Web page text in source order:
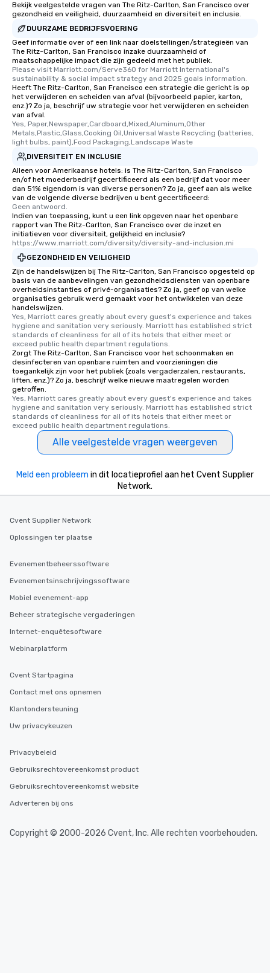
Bekijk veelgestelde vragen van The Ritz-Carlton, San Francisco over
gezondheid en veiligheid, duurzaamheid en diversiteit en inclusie.
DUURZAME BEDRIJFSVOERING
Geef informatie over of een link naar doelstellingen/strategieën van
The Ritz-Carlton, San Francisco inzake duurzaamheid of
maatschappelijke impact die zijn gedeeld met het publiek.
Please visit Marriott.com/Serve360 for Marriott International's
sustainability & social impact strategy and 2025 goals information.
Heeft The Ritz-Carlton, San Francisco een strategie die gericht is op
het verwijderen en scheiden van afval (bijvoorbeeld papier, karton,
enz.)? Zo ja, beschrijf uw strategie voor het verwijderen en scheiden
van afval.
Yes, Paper,Newspaper,Cardboard,Mixed,Aluminum,Other
Metals,Plastic,Glass,Cooking Oil,Universal Waste Recycling (batteries,
light bulbs, paint),Food Packaging,Landscape Waste
DIVERSITEIT EN INCLUSIE
Alleen voor Amerikaanse hotels: is The Ritz-Carlton, San Francisco
en/of het moederbedrijf gecertificeerd als een bedrijf dat voor meer
dan 51% eigendom is van diverse personen? Zo ja, geef aan als welke
van de volgende diverse bedrijven u bent gecertificeerd:
Geen antwoord.
Indien van toepassing, kunt u een link opgeven naar het openbare
rapport van The Ritz-Carlton, San Francisco over de inzet en
initiatieven voor diversiteit, gelijkheid en inclusie?
https://www.marriott.com/diversity/diversity-and-inclusion.mi
GEZONDHEID EN VEILIGHEID
Zijn de handelswijzen bij The Ritz-Carlton, San Francisco opgesteld op
basis van de aanbevelingen van gezondheidsdiensten van openbare
overheidsinstanties of privé-organisaties? Zo ja, geef op van welke
organisaties gebruik werd gemaakt voor het ontwikkelen van deze
handelswijzen.
Yes, Marriott cares greatly about every guest's experience and takes
hygiene and sanitation very seriously. Marriott has established strict
standards of cleanliness for all of its hotels that either meet or
exceed public health department regulations.
Zorgt The Ritz-Carlton, San Francisco voor het schoonmaken en
desinfecteren van openbare ruimten and voorzieningen die
toegankelijk zijn voor het publiek (zoals vergaderzalen, restaurants,
liften, enz.)? Zo ja, beschrijf welke nieuwe maatregelen worden
getroffen.
Yes, Marriott cares greatly about every guest's experience and takes
hygiene and sanitation very seriously. Marriott has established strict
standards of cleanliness for all of its hotels that either meet or
exceed public health department regulations.
Alle veelgestelde vragen weergeven
Meld een probleem in dit locatieprofiel aan het Cvent Supplier
Network.
Cvent Supplier Network
Oplossingen ter plaatse
Evenementbeheerssoftware
Evenementsinschrijvingssoftware
Mobiel evenement-app
Beheer strategische vergaderingen
Internet-enquêtesoftware
Webinarplatform
Cvent Startpagina
Contact met ons opnemen
Klantondersteuning
Uw privacykeuzen
Privacybeleid
Gebruiksrechtovereenkomst product
Gebruiksrechtovereenkomst website
Adverteren bij ons
Copyright © 2000-2026 Cvent, Inc. Alle rechten voorbehouden.